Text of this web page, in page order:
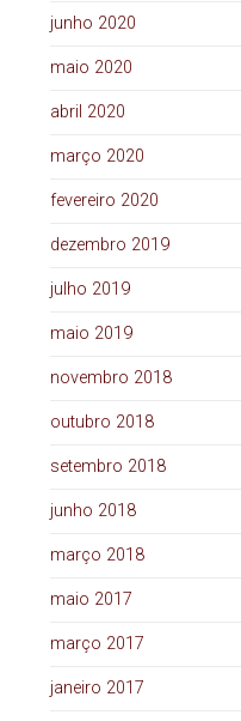
junho 2020
maio 2020
abril 2020
março 2020
fevereiro 2020
dezembro 2019
julho 2019
maio 2019
novembro 2018
outubro 2018
setembro 2018
junho 2018
março 2018
maio 2017
março 2017
janeiro 2017